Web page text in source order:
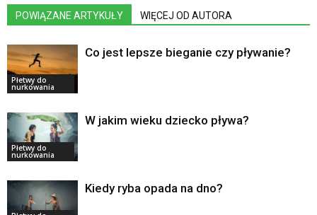
POWIĄZANE ARTYKUŁY WIĘCEJ OD AUTORA
Płetwy do
nurkowania
Co jest lepsze bieganie czy pływanie?
Płetwy do
nurkowania
W jakim wieku dziecko pływa?
Kiedy ryba opada na dno?